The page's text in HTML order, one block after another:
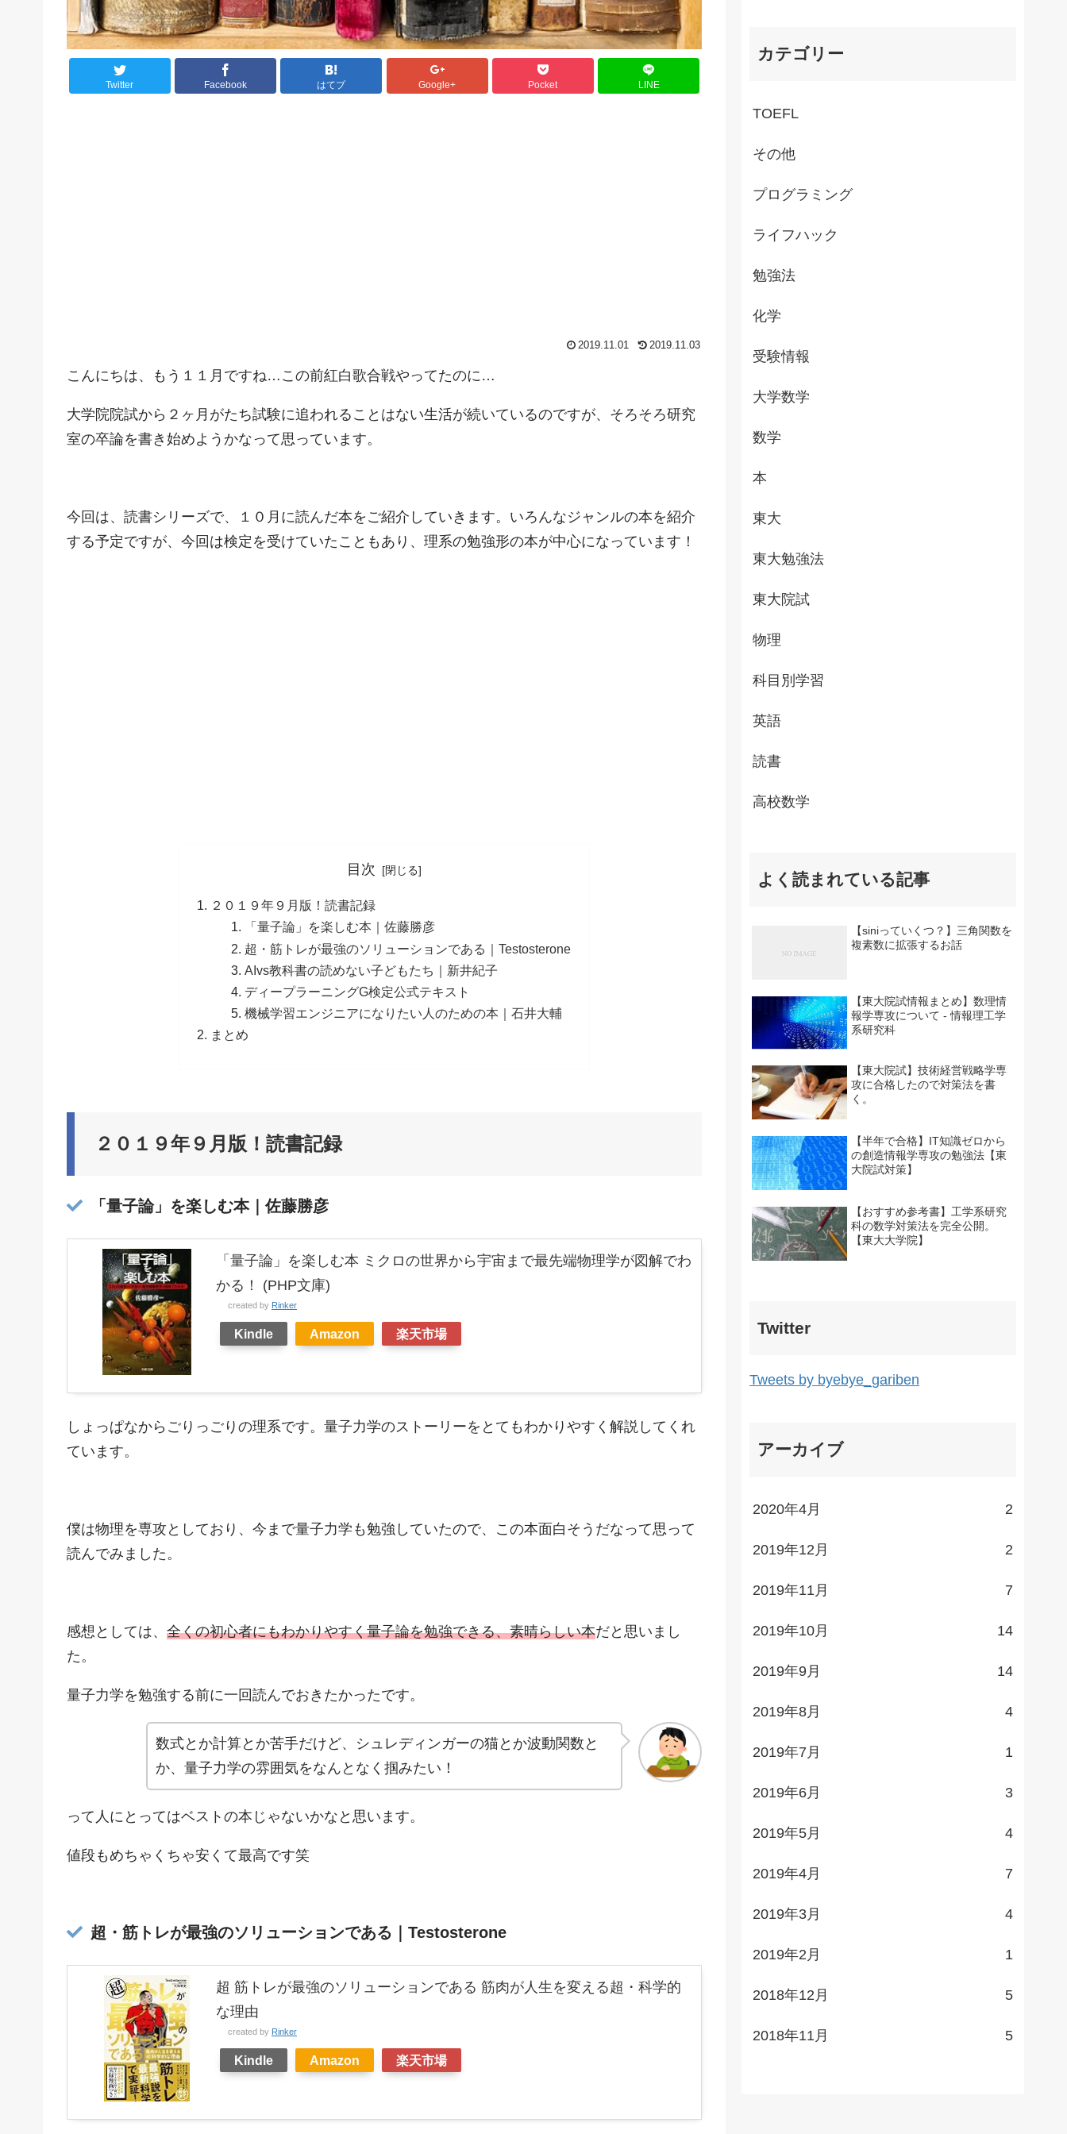
Twitter Facebook はてブ Google+ Pocket LINE
2019.11.01 2019.11.03
こんにちは、もう１１月ですね…この前紅白歌合戦やってたのに…
大学院院試から２ヶ月がたち試験に追われることはない生活が続いているのですが、そろそろ研究
室の卒論を書き始めようかなって思っています。
今回は、読書シリーズで、１０月に読んだ本をご紹介していきます。いろんなジャンルの本を紹介
する予定ですが、今回は検定を受けていたこともあり、理系の勉強形の本が中心になっています！
目次
２０１９年９月版！読書記録
「量子論」を楽しむ本｜佐藤勝彦
超・筋トレが最強のソリューションである｜Testosterone
AIvs教科書の読めない子どもたち｜新井紀子
ディープラーニングG検定公式テキスト
機械学習エンジニアになりたい人のための本｜石井大輔
まとめ
２０１９年９月版！読書記録
「量子論」を楽しむ本｜佐藤勝彦
「量子論」を楽しむ本 ミクロの世界から宇宙まで最先端物理学が図解でわ
かる！ (PHP文庫)
created by Rinker
Kindle Amazon 楽天市場
しょっぱなからごりっごりの理系です。量子力学のストーリーをとてもわかりやすく解説してくれ
ています。
僕は物理を専攻としており、今まで量子力学も勉強していたので、この本面白そうだなって思って
読んでみました。
感想としては、 全くの初心者にもわかりやすく量子論を勉強できる、素晴らしい本だと思いまし
た。
量子力学を勉強する前に一回読んでおきたかったです。
数式とか計算とか苦手だけど、シュレディンガーの猫とか波動関数と
か、量子力学の雰囲気をなんとなく掴みたい！
って人にとってはベストの本じゃないかなと思います。
値段もめちゃくちゃ安くて最高です笑
超・筋トレが最強のソリューションである｜Testosterone
超 筋トレが最強のソリューションである 筋肉が人生を変える超・科学的
な理由
created by Rinker
Kindle Amazon 楽天市場
カテゴリー
TOEFL
その他
プログラミング
ライフハック
勉強法
化学
受験情報
大学数学
数学
本
東大
東大勉強法
東大院試
物理
科目別学習
英語
読書
高校数学
よく読まれている記事
【siniっていくつ？】三角関数を
複素数に拡張するお話
【東大院試情報まとめ】数理情
報学専攻について - 情報理工学
系研究科
【東大院試】技術経営戦略学専
攻に合格したので対策法を書
く。
【半年で合格】IT知識ゼロから
の創造情報学専攻の勉強法【東
大院試対策】
【おすすめ参考書】工学系研究
科の数学対策法を完全公開。
【東大大学院】
Twitter
Tweets by byebye_gariben
アーカイブ
2020年4月 2
2019年12月 2
2019年11月 7
2019年10月 14
2019年9月 14
2019年8月 4
2019年7月 1
2019年6月 3
2019年5月 4
2019年4月 7
2019年3月 4
2019年2月 1
2018年12月 5
2018年11月 5